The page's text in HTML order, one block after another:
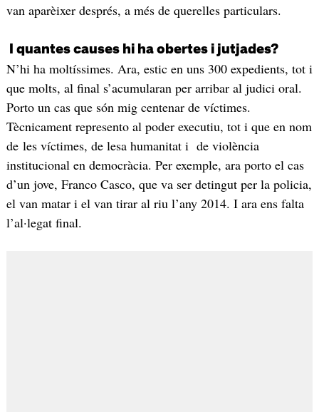
van aparèixer després, a més de querelles particulars.
I quantes causes hi ha obertes i jutjades?
N’hi ha moltíssimes. Ara, estic en uns 300 expedients, tot i
que molts, al final s’acumularan per arribar al judici oral.
Porto un cas que són mig centenar de víctimes.
Tècnicament represento al poder executiu, tot i que en nom
de les víctimes, de lesa humanitat i de violència
institucional en democràcia. Per exemple, ara porto el cas
d’un jove, Franco Casco, que va ser detingut per la policia,
el van matar i el van tirar al riu l’any 2014. I ara ens falta
l’al·legat final.